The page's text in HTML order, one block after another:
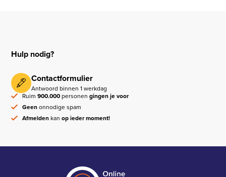
Hulp nodig?
Contactformulier
Antwoord binnen 1 werkdag
Ruim900.000personengingen je voor
Geenonnodige spam
Afmeldenkanop ieder moment!